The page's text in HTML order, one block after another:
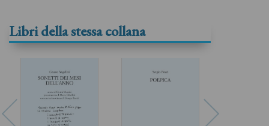
Libri della stessa collana